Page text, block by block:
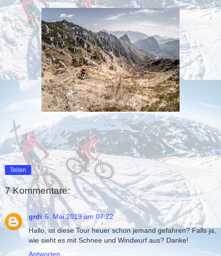
Teilen
7 Kommentare:
grdi 6. Mai 2019 um 07:22
Hallo, ist diese Tour heuer schon jemand gefahren? Falls ja,
wie sieht es mit Schnee und Windwurf aus? Danke!
Antworten